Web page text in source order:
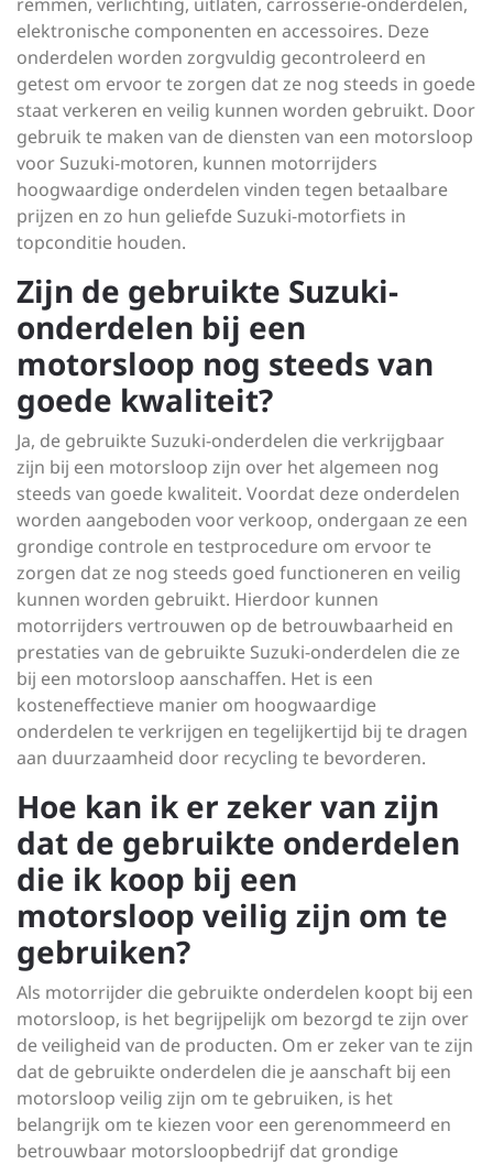
elektronische componenten en accessoires. Deze
onderdelen worden zorgvuldig gecontroleerd en
getest om ervoor te zorgen dat ze nog steeds in goede
staat verkeren en veilig kunnen worden gebruikt. Door
gebruik te maken van de diensten van een motorsloop
voor Suzuki-motoren, kunnen motorrijders
hoogwaardige onderdelen vinden tegen betaalbare
prijzen en zo hun geliefde Suzuki-motorfiets in
topconditie houden.
Zijn de gebruikte Suzuki-
onderdelen bij een
motorsloop nog steeds van
goede kwaliteit?
Ja, de gebruikte Suzuki-onderdelen die verkrijgbaar
zijn bij een motorsloop zijn over het algemeen nog
steeds van goede kwaliteit. Voordat deze onderdelen
worden aangeboden voor verkoop, ondergaan ze een
grondige controle en testprocedure om ervoor te
zorgen dat ze nog steeds goed functioneren en veilig
kunnen worden gebruikt. Hierdoor kunnen
motorrijders vertrouwen op de betrouwbaarheid en
prestaties van de gebruikte Suzuki-onderdelen die ze
bij een motorsloop aanschaffen. Het is een
kosteneffectieve manier om hoogwaardige
onderdelen te verkrijgen en tegelijkertijd bij te dragen
aan duurzaamheid door recycling te bevorderen.
Hoe kan ik er zeker van zijn
dat de gebruikte onderdelen
die ik koop bij een
motorsloop veilig zijn om te
gebruiken?
Als motorrijder die gebruikte onderdelen koopt bij een
motorsloop, is het begrijpelijk om bezorgd te zijn over
de veiligheid van de producten. Om er zeker van te zijn
dat de gebruikte onderdelen die je aanschaft bij een
motorsloop veilig zijn om te gebruiken, is het
belangrijk om te kiezen voor een gerenommeerd en
betrouwbaar motorsloopbedrijf dat grondige